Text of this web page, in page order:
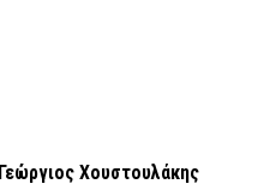
Γεώργιος Χουστουλάκης